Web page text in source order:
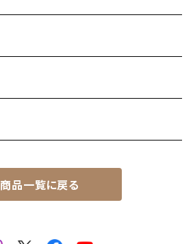
商品一覧に戻る